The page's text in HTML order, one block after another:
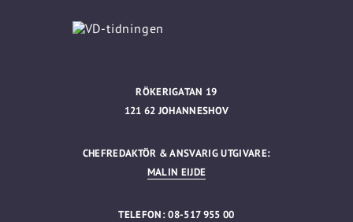
RÖKERIGATAN 19
121 62 JOHANNESHOV
CHEFREDAKTÖR & ANSVARIG UTGIVARE:
MALIN EIJDE
TELEFON: 08-517 955 00